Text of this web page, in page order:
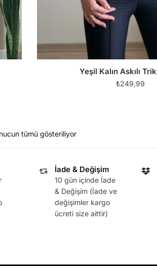
Yeşil Kalın Askılı
₺249,99
tümü gösteriliyor
İade & Değişim
10 gün içinde İade
& Değişim (İade ve
değişimler kargo
ücreti size aittir)